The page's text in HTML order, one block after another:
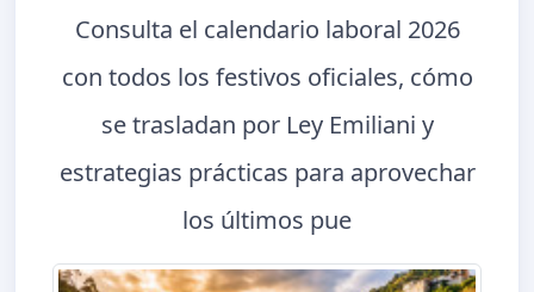
Consulta el calendario laboral 2026
con todos los festivos oficiales, cómo
se trasladan por Ley Emiliani y
estrategias prácticas para aprovechar
los últimos pue